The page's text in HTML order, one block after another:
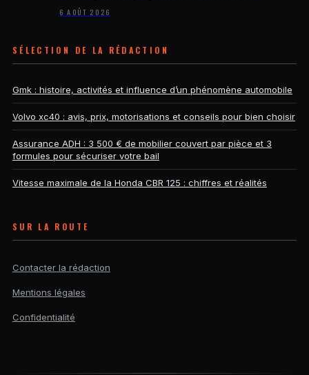
6 AOÛT 2026
SÉLECTION DE LA RÉDACTION
Gmk : histoire, activités et influence d’un phénomène automobile
Volvo xc40 : avis, prix, motorisations et conseils pour bien choisir
Assurance ADH : 3 500 € de mobilier couvert par pièce et 3
formules pour sécuriser votre bail
Vitesse maximale de la Honda CBR 125 : chiffres et réalités
SUR LA ROUTE
Contacter la rédaction
Mentions légales
Confidentialité